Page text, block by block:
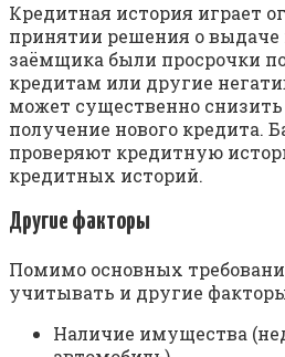
Кредитная история играет
принятии решения о выдаче
заёмщика были просрочки
кредитам или другие
может существенно
получение нового кредита.
проверяют кредитную
кредитных историй.
Другие факторы
Помимо основных
учитывать и другие
Наличие имущества